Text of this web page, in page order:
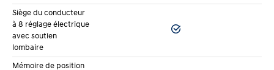
Siège du conducteur
à 8 réglage électrique
avec soutien
lombaire
Mémoire de position